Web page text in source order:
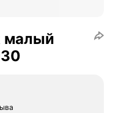
малый